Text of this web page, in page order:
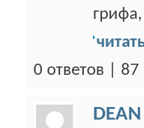
0 ответов |
DEAN